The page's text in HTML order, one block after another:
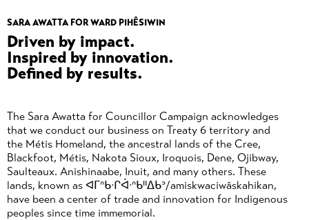
SARA AWATTA FOR WARD PIHÊSIWIN
Driven by impact.
Inspired by innovation.
Defined by results.
The Sara Awatta for Councillor Campaign acknowledges
that we conduct our business on Treaty 6 territory and
the Métis Homeland, the ancestral lands of the Cree,
Blackfoot, Métis, Nakota Sioux, Iroquois, Dene, Ojibway,
Saulteaux. Anishinaabe, Inuit, and many others. These
lands, known as ᐊᒥᐢᑲᐧᒋᐋᐧᐢᑲᐦᐃᑲᐣ/amiskwaciwâskahikan,
have been a center of trade and innovation for Indigenous
peoples since time immemorial.